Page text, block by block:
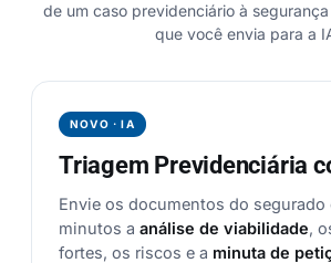
de um caso previdenciário à
que você envia para a
NOVO · IA
Triagem Previdenciária
Envie os documentos do segurado
minutos a análise de viabilidade,
fortes, os riscos e a minuta de